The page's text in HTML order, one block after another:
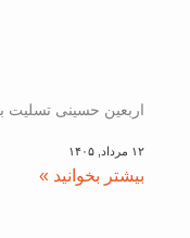
اربعین حسینی تسلیت باد
۱۲ مرداد, ۱۴۰۵
بیشتر بخوانید »